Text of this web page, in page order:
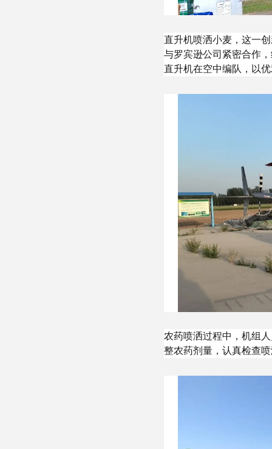
直升机喷洒小麦，这一
与罗宾逊公司紧密合作
直升机在空中编队，以
农药喷洒过程中，机组
整农药剂量，认真检查